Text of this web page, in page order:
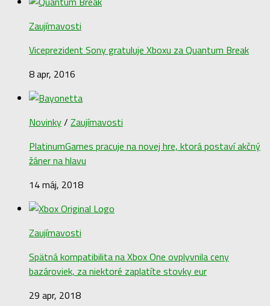
Zaujímavosti
Viceprezident Sony gratuluje Xboxu za Quantum Break
8 apr, 2016
Novinky/ Zaujímavosti
PlatinumGames pracuje na novej hre, ktorá postaví akčný
žáner na hlavu
14 máj, 2018
Zaujímavosti
Spätná kompatibilita na Xbox One ovplyvnila ceny
bazároviek, za niektoré zaplatíte stovky eur
29 apr, 2018